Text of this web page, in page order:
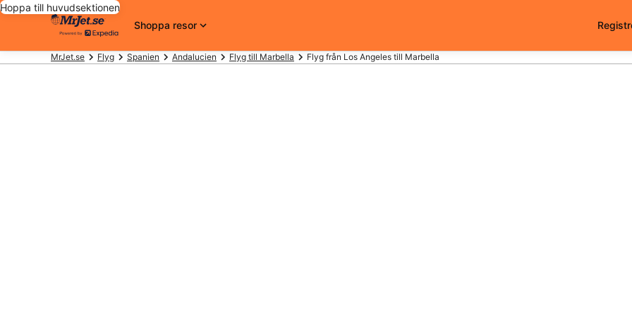
Hoppa till huvudsektionen
Shoppa resor
MrJet.se Flyg Spanien Andalucien Flyg till Marbella Flyg från Los Angeles till Marbella